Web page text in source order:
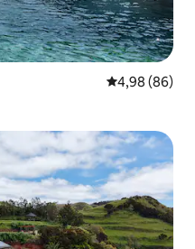
Scor mediu
4,98 (86)
oaspeților